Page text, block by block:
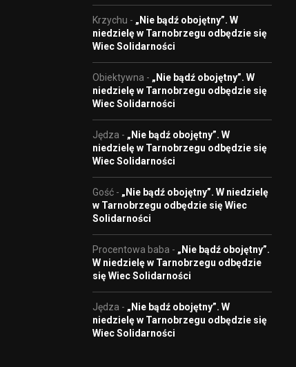
Krzychu - „Nie bądź obojętny”. W
niedzielę w Tarnobrzegu odbędzie się
Wiec Solidarności
Obiektywna - „Nie bądź obojętny”. W
niedzielę w Tarnobrzegu odbędzie się
Wiec Solidarności
Jędza - „Nie bądź obojętny”. W
niedzielę w Tarnobrzegu odbędzie się
Wiec Solidarności
Gość - „Nie bądź obojętny”. W niedzielę
w Tarnobrzegu odbędzie się Wiec
Solidarności
Procentowa baba - „Nie bądź obojętny”.
W niedzielę w Tarnobrzegu odbędzie
się Wiec Solidarności
Jędza - „Nie bądź obojętny”. W
niedzielę w Tarnobrzegu odbędzie się
Wiec Solidarności